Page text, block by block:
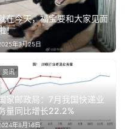
在今天，福宝要和大家见面
！
年3月25日
家邮政局：7月我国快递业
量同比增长22.2%
年8月16日
资讯